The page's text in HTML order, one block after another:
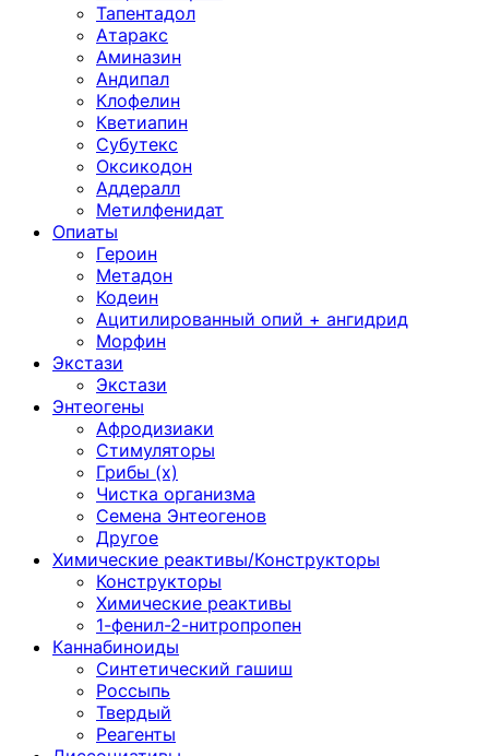
Тапентадол
Атаракс
Аминазин
Андипал
Клофелин
Кветиапин
Субутекс
Оксикодон
Аддералл
Метилфенидат
Опиаты
Героин
Метадон
Кодеин
Ацитилированный опий + ангидрид
Морфин
Экстази
Экстази
Энтеогены
Афродизиаки
Стимуляторы
Грибы (х)
Чистка организма
Семена Энтеогенов
Другое
Химические реактивы/Конструкторы
Конструкторы
Химические реактивы
1-фенил-2-нитропропен
Каннабиноиды
Синтетический гашиш
Россыпь
Твердый
Реагенты